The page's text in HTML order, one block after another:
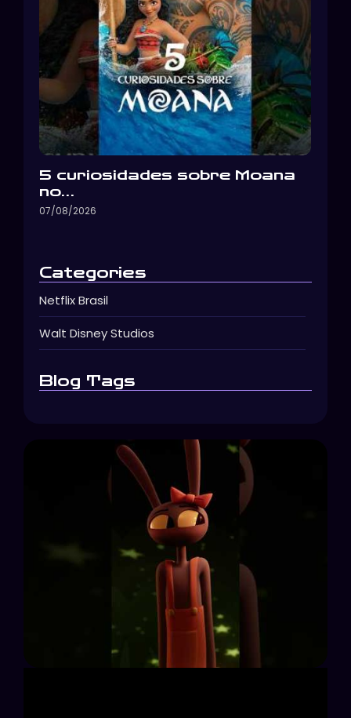
5 curiosidades sobre Moana
no…
07/08/2026
Categories
Netflix Brasil
Walt Disney Studios
Blog Tags